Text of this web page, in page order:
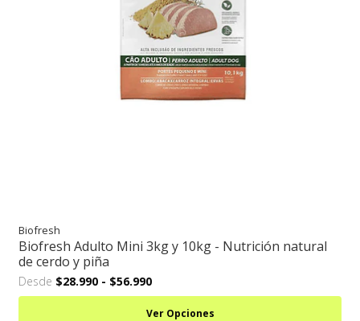
Biofresh
Biofresh Adulto Mini 3kg y 10kg - Nutrición natural
de cerdo y piña
Desde $28.990 - $56.990
Ver Opciones